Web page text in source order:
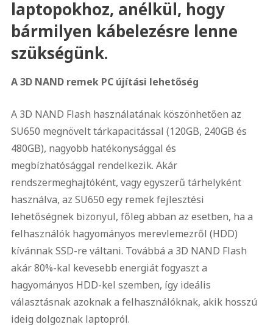
laptopokhoz, anélkül, hogy
bármilyen kábelezésre lenne
szükségünk.
A 3D NAND remek PC újítási lehetőség
A 3D NAND Flash használatának köszönhetően az
SU650 megnövelt tárkapacitással (120GB, 240GB és
480GB), nagyobb hatékonysággal és
megbízhatósággal rendelkezik. Akár
rendszermeghajtóként, vagy egyszerű tárhelyként
használva, az SU650 egy remek fejlesztési
lehetőségnek bizonyul, főleg abban az esetben, ha a
felhasználók hagyományos merevlemezről (HDD)
kívánnak SSD-re váltani. Továbbá a 3D NAND Flash
akár 80%-kal kevesebb energiát fogyaszt a
hagyományos HDD-kel szemben, így ideális
választásnak azoknak a felhasználóknak, akik hosszú
ideig dolgoznak laptopról.